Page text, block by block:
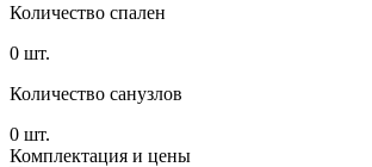
Количество спален
0 шт.
Количество санузлов
0 шт.
Комплектация и цены